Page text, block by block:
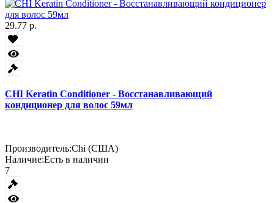
29.77 р.
CHI Keratin Conditioner - Восстанавливающий
кондиционер для волос 59мл
Производитель:Chi (США)
Наличие:Есть в наличии
7